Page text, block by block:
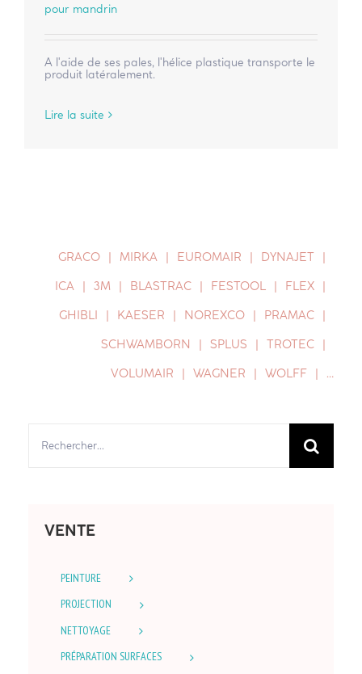
pour mandrin
A l'aide de ses pales, l'hélice plastique transporte le
produit latéralement.
Lire la suite
GRACO MIRKA EUROMAIR
DYNAJET
ICA
3M BLASTRAC FESTOOL
FLEX
GHIBLI
KAESER NOREXCO
PRAMAC
SCHWAMBORN
SPLUS
TROTEC
VOLUMAIR
WAGNER WOLFF …
VENTE
PEINTURE
PROJECTION
NETTOYAGE
PRÉPARATION SURFACES